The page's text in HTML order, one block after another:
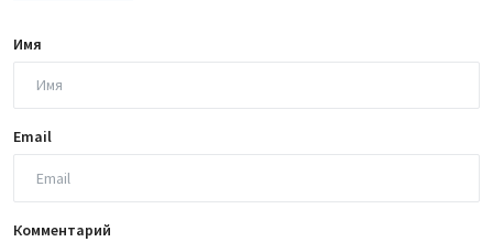
Имя
Email
Комментарий